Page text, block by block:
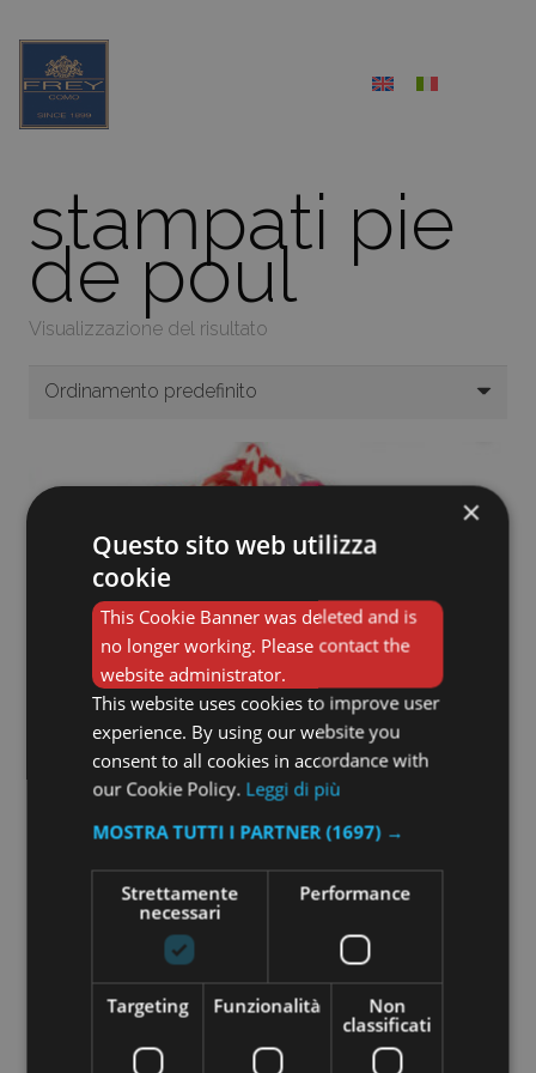
stampati pie
de poul
Visualizzazione del risultato
Scialle Stampato Pied De Poule
160,00€
Leggi tutto
×
Questo sito web utilizza
cookie
This Cookie Banner was deleted and is
no longer working. Please contact the
website administrator.
This website uses cookies to improve user
experience. By using our website you
consent to all cookies in accordance with
our Cookie Policy. Leggi di più
MOSTRA TUTTI I PARTNER (1697) →
Strettamente
necessari
Performance
Targeting Funzionalità
Non
classificati